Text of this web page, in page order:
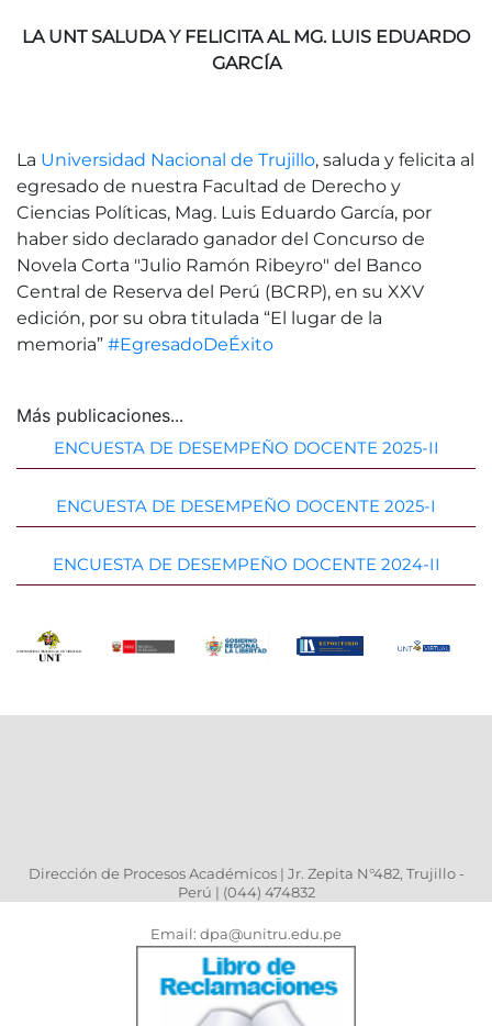
LA UNT SALUDA Y FELICITA AL MG. LUIS EDUARDO
GARCÍA
La Universidad Nacional de Trujillo, saluda y felicita al
egresado de nuestra Facultad de Derecho y
Ciencias Políticas, Mag. Luis Eduardo García, por
haber sido declarado ganador del Concurso de
Novela Corta "Julio Ramón Ribeyro" del Banco
Central de Reserva del Perú (BCRP), en su XXV
edición, por su obra titulada “El lugar de la
memoria” #EgresadoDeÉxito
Más publicaciones...
ENCUESTA DE DESEMPEÑO DOCENTE 2025-II
ENCUESTA DE DESEMPEÑO DOCENTE 2025-I
ENCUESTA DE DESEMPEÑO DOCENTE 2024-II
Dirección de Procesos Académicos | Jr. Zepita N°482, Trujillo -
Perú | (044) 474832
Email: dpa@unitru.edu.pe